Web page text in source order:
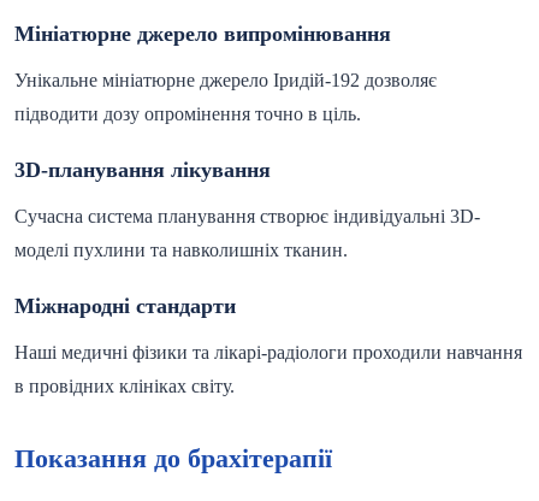
Мініатюрне джерело випромінювання
Унікальне мініатюрне джерело Іридій-192 дозволяє
підводити дозу опромінення точно в ціль.
3D-планування лікування
Сучасна система планування створює індивідуальні 3D-
моделі пухлини та навколишніх тканин.
Міжнародні стандарти
Наші медичні фізики та лікарі-радіологи проходили навчання
в провідних клініках світу.
Показання до брахітерапії